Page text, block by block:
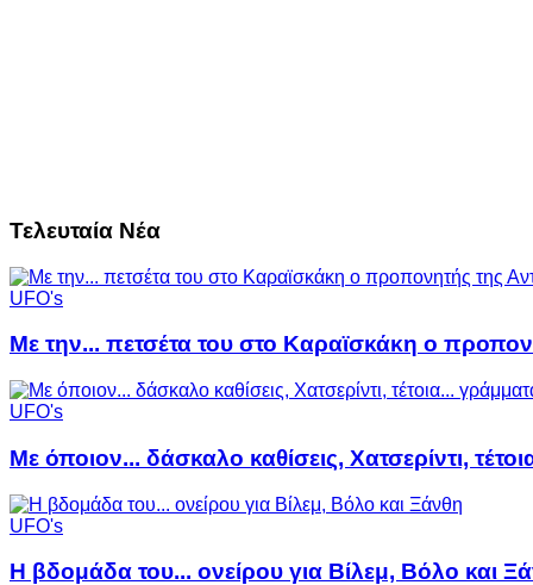
Τελευταία Νέα
UFO's
Με την... πετσέτα του στο Καραϊσκάκη ο
UFO's
Με όποιον... δάσκαλο καθίσεις, Χατσερίντι,
UFO's
Η βδομάδα του... ονείρου για Βίλεμ, Βόλο και